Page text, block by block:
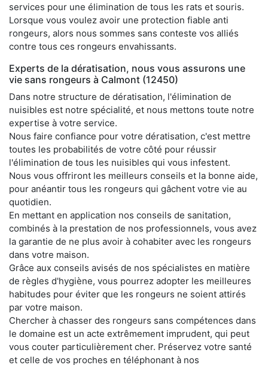
services pour une élimination de tous les rats et souris.
Lorsque vous voulez avoir une protection fiable anti
rongeurs, alors nous sommes sans conteste vos alliés
contre tous ces rongeurs envahissants.
Experts de la dératisation, nous vous assurons une
vie sans rongeurs à Calmont (12450)
Dans notre structure de dératisation, l'élimination de
nuisibles est notre spécialité, et nous mettons toute notre
expertise à votre service.
Nous faire confiance pour votre dératisation, c'est mettre
toutes les probabilités de votre côté pour réussir
l'élimination de tous les nuisibles qui vous infestent.
Nous vous offriront les meilleurs conseils et la bonne aide,
pour anéantir tous les rongeurs qui gâchent votre vie au
quotidien.
En mettant en application nos conseils de sanitation,
combinés à la prestation de nos professionnels, vous avez
la garantie de ne plus avoir à cohabiter avec les rongeurs
dans votre maison.
Grâce aux conseils avisés de nos spécialistes en matière
de règles d'hygiène, vous pourrez adopter les meilleures
habitudes pour éviter que les rongeurs ne soient attirés
par votre maison.
Chercher à chasser des rongeurs sans compétences dans
le domaine est un acte extrêmement imprudent, qui peut
vous couter particulièrement cher. Préservez votre santé
et celle de vos proches en téléphonant à nos